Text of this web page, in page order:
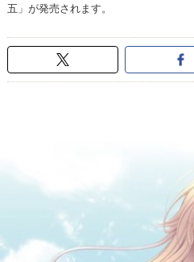
五」が発売されます。